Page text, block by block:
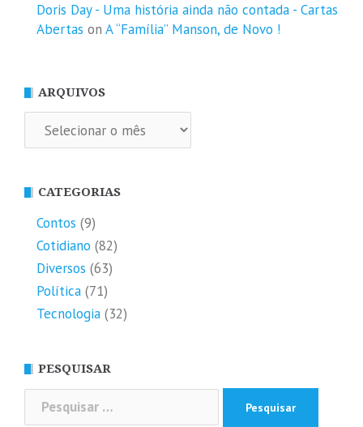
Doris Day - Uma história ainda não contada - Cartas
Abertas on A “Família” Manson, de Novo !
ARQUIVOS
CATEGORIAS
Contos (9)
Cotidiano (82)
Diversos (63)
Política (71)
Tecnologia (32)
PESQUISAR
Pesquisar
por: